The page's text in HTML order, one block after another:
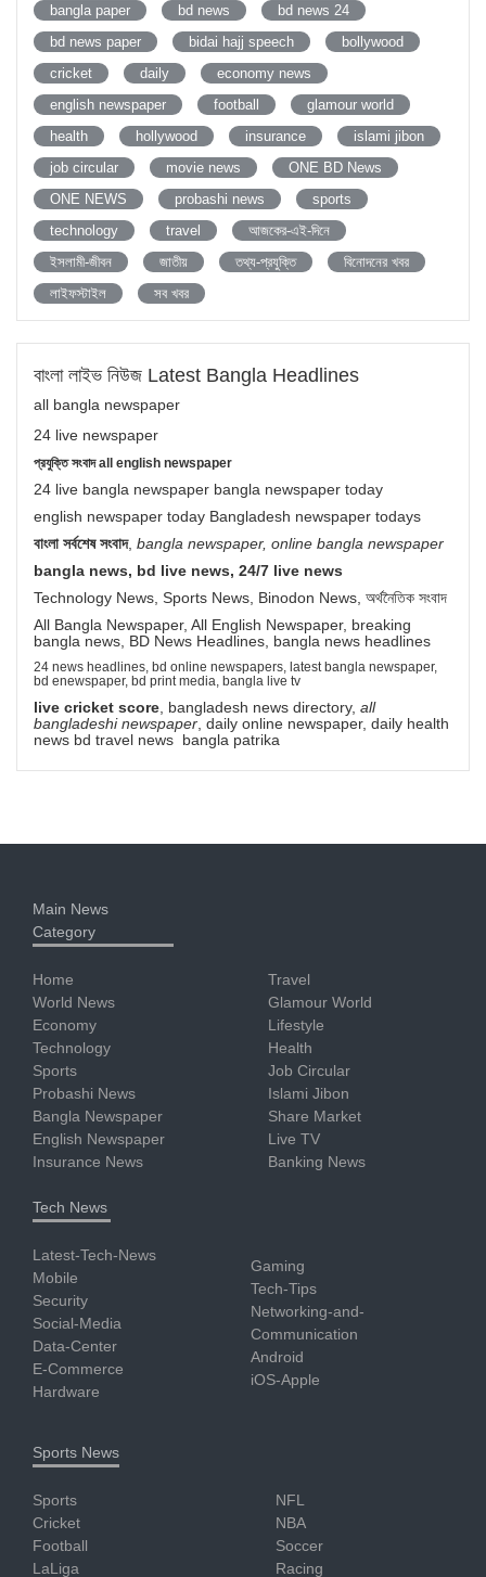
bangla paper
bd news
bd news 24
bd news paper
bidai hajj speech
bollywood
cricket
daily
economy news
english newspaper
football
glamour world
health
hollywood insurance
islami jibon
job circular
movie news
ONE BD News
ONE NEWS
probashi news
sports
technology
travel
আজকের-এই-দিনে
ইসলামী-জীবন
জাতীয় তথ্য-প্রযুক্তি
বিনোদনের খবর
লাইফস্টাইল
সব খবর
বাংলা লাইভ নিউজ Latest Bangla Headlines
all bangla newspaper
24 live newspaper
প্রযুক্তি সংবাদ all english newspaper
24 live bangla newspaper bangla newspaper today
english newspaper today Bangladesh newspaper todays
বাংলা সর্বশেষ সংবাদ, bangla newspaper, online bangla newspaper
bangla news, bd live news, 24/7 live news
Technology News, Sports News, Binodon News, অর্থনৈতিক সংবাদ
All Bangla Newspaper, All English Newspaper, breaking
bangla news, BD News Headlines, bangla news headlines
24 news headlines, bd online newspapers, latest bangla newspaper,
bd enewspaper, bd print media, bangla live tv
live cricket score , bangladesh news directory, all
bangladeshi newspaper , daily online newspaper, daily health
news bd travel news bangla patrika
Main News
Category
Home
World News
Economy
Technology
Sports
Probashi News
Bangla Newspaper
English Newspaper
Insurance News
Travel
Glamour World
Lifestyle
Health
Job Circular
Islami Jibon
Share Market
Live TV
Banking News
Tech News
Latest-Tech-News
Mobile
Security
Social-Media
Data-Center
E-Commerce
Hardware
Gaming
Tech-Tips
Networking-and-
Communication
Android
iOS-Apple
Sports News
Sports
Cricket
Football
LaLiga
NFL
NBA
Soccer
Racing